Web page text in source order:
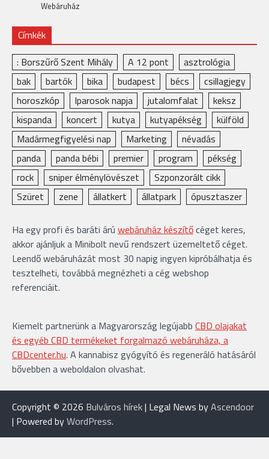
Webáruház
Címkék
: Borszűrő Szent Mihály
A 12 pont
asztrológia
bak
bartók bika budapest bécs
csillagjegy
horoszkóp
Iparosok napja jutalomfalat
keksz
kispanda
koncert kutya kutyapékség
külföld
Madármegfigyelési nap
Marketing
névadás
panda
panda bébi premier program
pékség
rock
sniper élménylövészet
Szponzorált cikk
Szüret
zene állatkert állatpark ópusztaszer
Ha egy profi és baráti árú webáruház készítőcéget keres,
akkor ajánljuk a Minibolt nevű rendszert üzemeltető céget.
Leendő webáruházát most 30 napig ingyen kipróbálhatja és
tesztelheti, továbbá megnézheti a cég webshop
referenciáit.
Kiemelt partnerünk a Magyarország legújabb CBD olajakat
és egyéb CBD termékeket forgalmazó webáruháza, a
CBDcenter.hu. A kannabisz gyógyító és regeneráló hatásáról
bővebben a weboldalon olvashat.
Copyright © 2026 Bulváros hírek| Legal News byAscendoor
| Powered byWordPress.